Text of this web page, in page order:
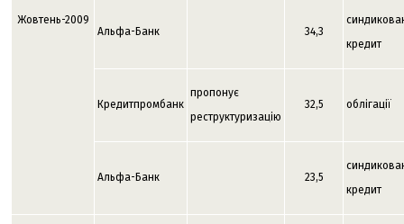
Жовтень-2009
Альфа-Банк 34,3
кредит
Кредитпромбанк
пропонує
реструктуризацію
32,5 облігації
Альфа-Банк 23,5
кредит